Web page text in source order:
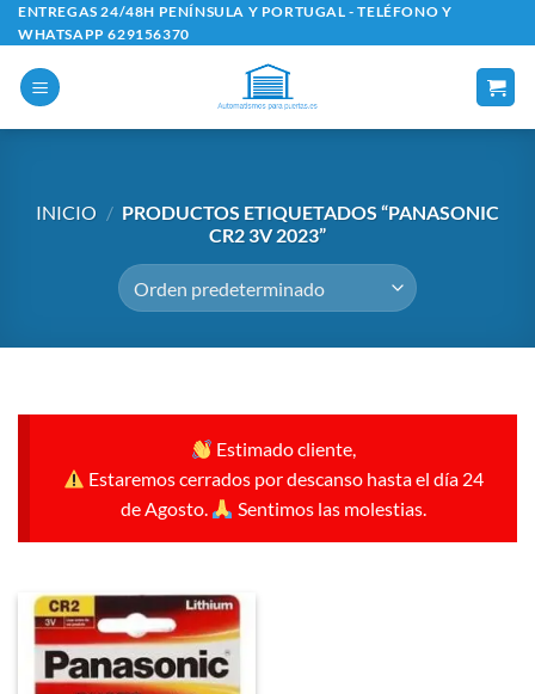
Saltar
al
contenido
ENTREGAS 24/48H PENÍNSULA Y PORTUGAL - TELÉFONO Y
WHATSAPP 629156370
INICIO / PRODUCTOS ETIQUETADOS “PANASONIC
CR2 3V 2023”
Estimado cliente,
Estaremos cerrados por descanso hasta el día 24
de Agosto.
Sentimos las molestias.